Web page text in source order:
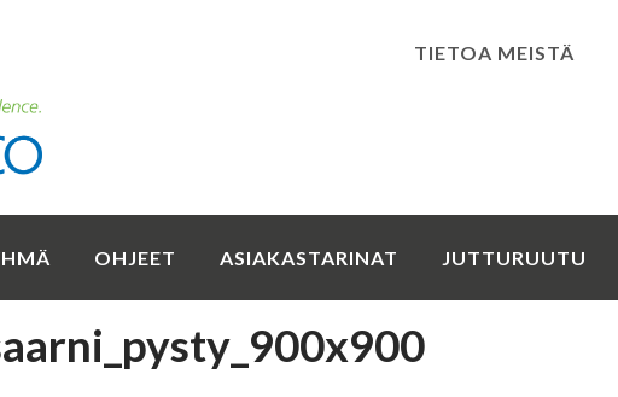
TIETOA MEISTÄ
OHJEET ASIAKASTARINAT JUTTURUUTU